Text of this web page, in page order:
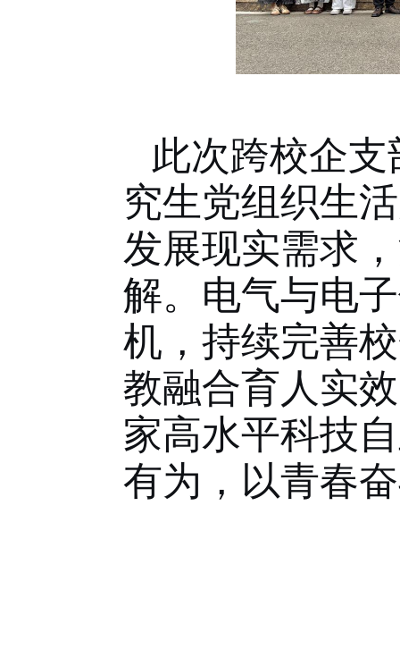
此次跨校企
究生党组织生
发展现实需求
解。电气与电
机，持续完善
教融合育人实
家高水平科技
有为，以青春